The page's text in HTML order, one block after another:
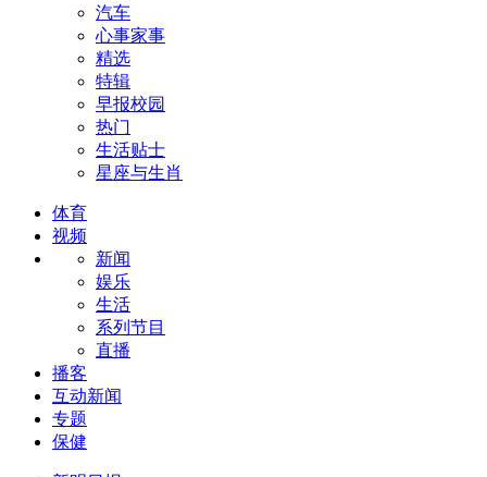
汽车
心事家事
精选
特辑
早报校园
热门
生活贴士
星座与生肖
体育
视频
新闻
娱乐
生活
系列节目
直播
播客
互动新闻
专题
保健